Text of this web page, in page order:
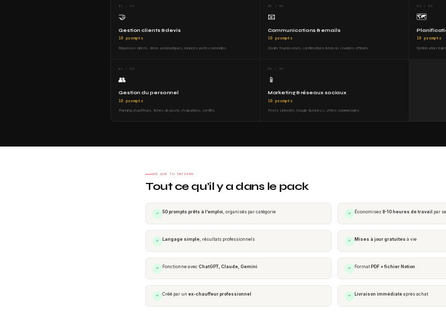
01 / 05
🤝
Gestion clients & devis
10 prompts
Réponses clients, devis automatiques, relances professionnelles
02 / 05
📧
Communications & emails
10 prompts
Emails fournisseurs, confirmations livraison, courriers officiels
03 / 05
🗺️
10 prompts
Optimisation
04 / 05
👥
Gestion du personnel
10 prompts
Planning chauffeurs, fiches de poste, évaluations, conflits
05 / 05
📱
Marketing & réseaux sociaux
10 prompts
Posts LinkedIn, Google Business, offres commerciales
CE QUE TU OBTIENS
Tout ce qu’il y a dans le pack
✓ 50 prompts prêts à l’emploi , organisés par catégorie ✓ Économisez 8-10 heures de travail par
✓ Langage simple, résultats professionnels ✓ Mises à jour gratuites à vie
✓ Fonctionne avec ChatGPT, Claude, Gemini ✓ FormatPDF + fichier Notion
✓ Créé par un ex-chauffeur professionnel ✓ Livraison immédiateaprès achat